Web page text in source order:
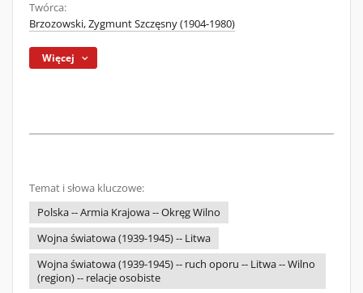
Twórca:
Brzozowski, Zygmunt Szczęsny (1904-1980)
Więcej
Temat i słowa kluczowe:
Polska -- Armia Krajowa -- Okręg Wilno
Wojna światowa (1939-1945) -- Litwa
Wojna światowa (1939-1945) -- ruch oporu -- Litwa -- Wilno
(region) -- relacje osobiste